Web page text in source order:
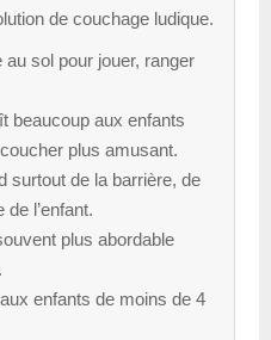
de couchage ludique.
au sol pour jouer, ranger
beaucoup aux enfants
plus amusant.
surtout de la barrière, de
de l’enfant.
plus abordable
enfants de moins de 4